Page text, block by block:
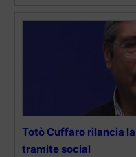
Totò Cuffaro rilancia
tramite social